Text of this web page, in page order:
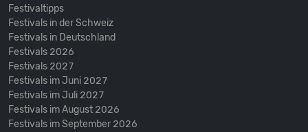
Festivaltipps
Festivals in der Schweiz
Festivals in Deutschland
Festivals 2026
Festivals 2027
Festivals im Juni 2027
Festivals im Juli 2027
Festivals im August 2026
Festivals im September 2026